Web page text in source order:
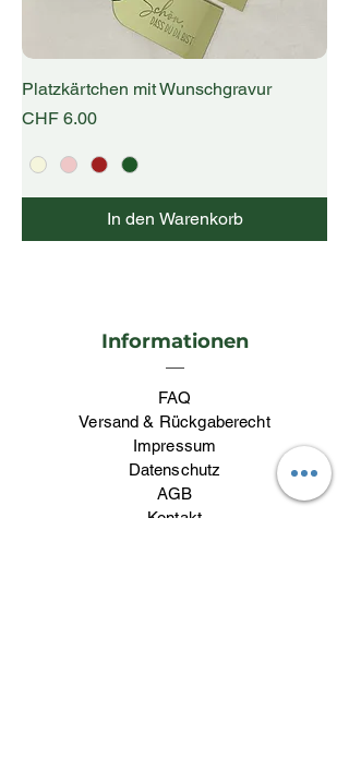
Platzkärtchen mit Wunschgravur
Preis
CHF 6.00
In den Warenkorb
1 / 1
Informationen
FAQ
Versand & Rückgaberecht
Impressum
Datenschutz
AGB
Kontakt